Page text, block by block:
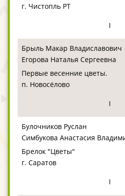
г. Чистопль РТ
I
Брыль Макар Владиславович
Егорова Наталья Сергеевна
Первые весенние цветы.
п. Новосёлово
I
Булочников Руслан
Симбукова Анастасия
Брелок "Цветы"
г. Саратов
I